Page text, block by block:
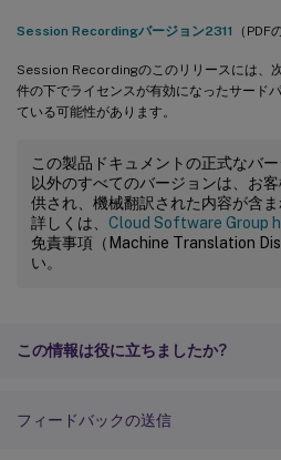
Session Recordingバージョン2311 （PDF
Session Recordingのこのリリースには、
件の下でライセンスが有効になったサード
ている可能性があります。
この製品ドキュメントの正式なバ
以外のすべてのバージョンは、お
供され、機械翻訳された内容が含ま
詳しくは、 Cloud Software Group
免責事項（Machine Translation
い。
この情報は役に立ちましたか?
フィードバックの送信